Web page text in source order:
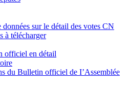
données sur le détail des votes CN
à télécharger
officiel en détail
du Bulletin officiel de I’Assemblée